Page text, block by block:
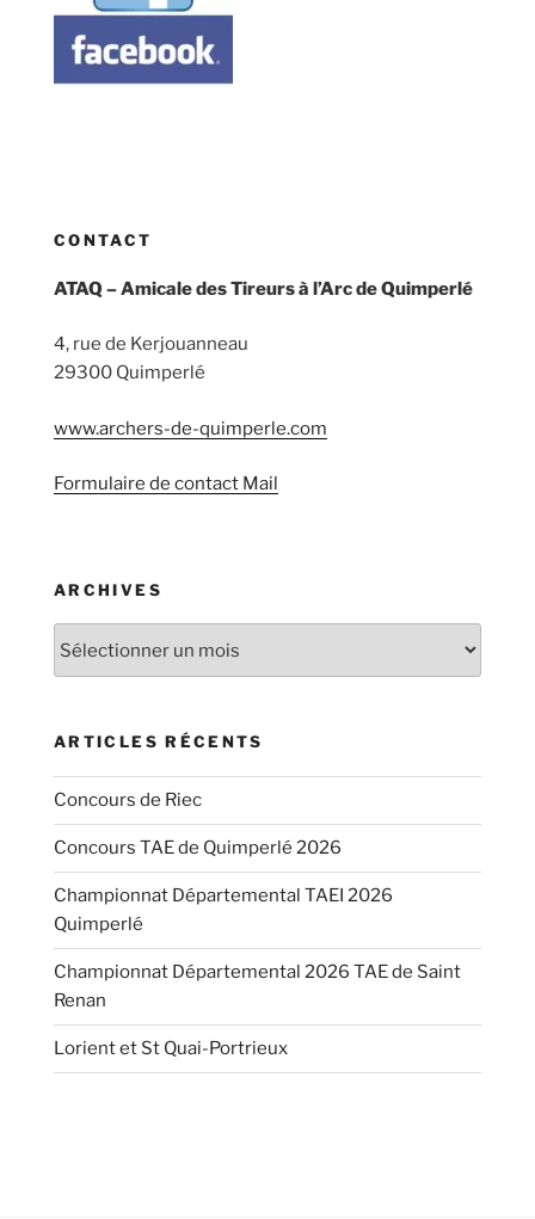
CONTACT
ATAQ – Amicale des Tireurs à l’Arc de Quimperlé
4, rue de Kerjouanneau
29300 Quimperlé
www.archers-de-quimperle.com
Formulaire de contact Mail
ARCHIVES
ARTICLES RÉCENTS
Concours de Riec
Concours TAE de Quimperlé 2026
Championnat Départemental TAEI 2026
Quimperlé
Championnat Départemental 2026 TAE de Saint
Renan
Lorient et St Quai-Portrieux